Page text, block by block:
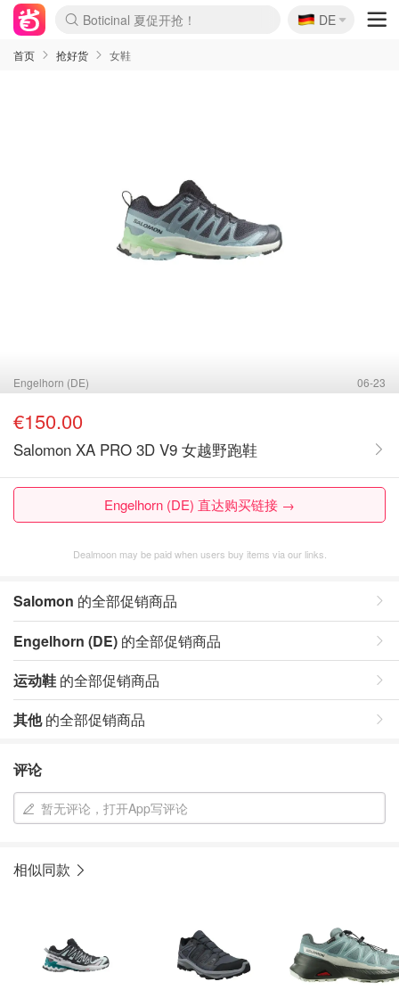
4折！lulu周四疯狂上新
还没结束！&OtherStories大促
Joybuy变相75折 随时失效
速领！Stanley独家85折
疑似霸哥！Camper额外叠85折
Zalando 奥莱闪促！每日更新
Moncler反季囤！5折起+叠9折
Coach Brooklyn仅€192
🇩🇪
DE
首页 抢好货 女鞋
Engelhorn (DE) 06-23
€150.00
Salomon XA PRO 3D V9 女越野跑鞋
Engelhorn (DE) 直达购买链接 →
Dealmoon may be paid when users buy items via our links.
Salomon 的全部促销商品
Engelhorn (DE) 的全部促销商品
运动鞋 的全部促销商品
其他的全部促销商品
评论
暂无评论，打开App写评论
相似同款